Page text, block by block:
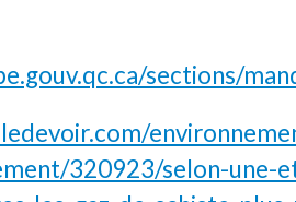
sections/
320923/selon-une-